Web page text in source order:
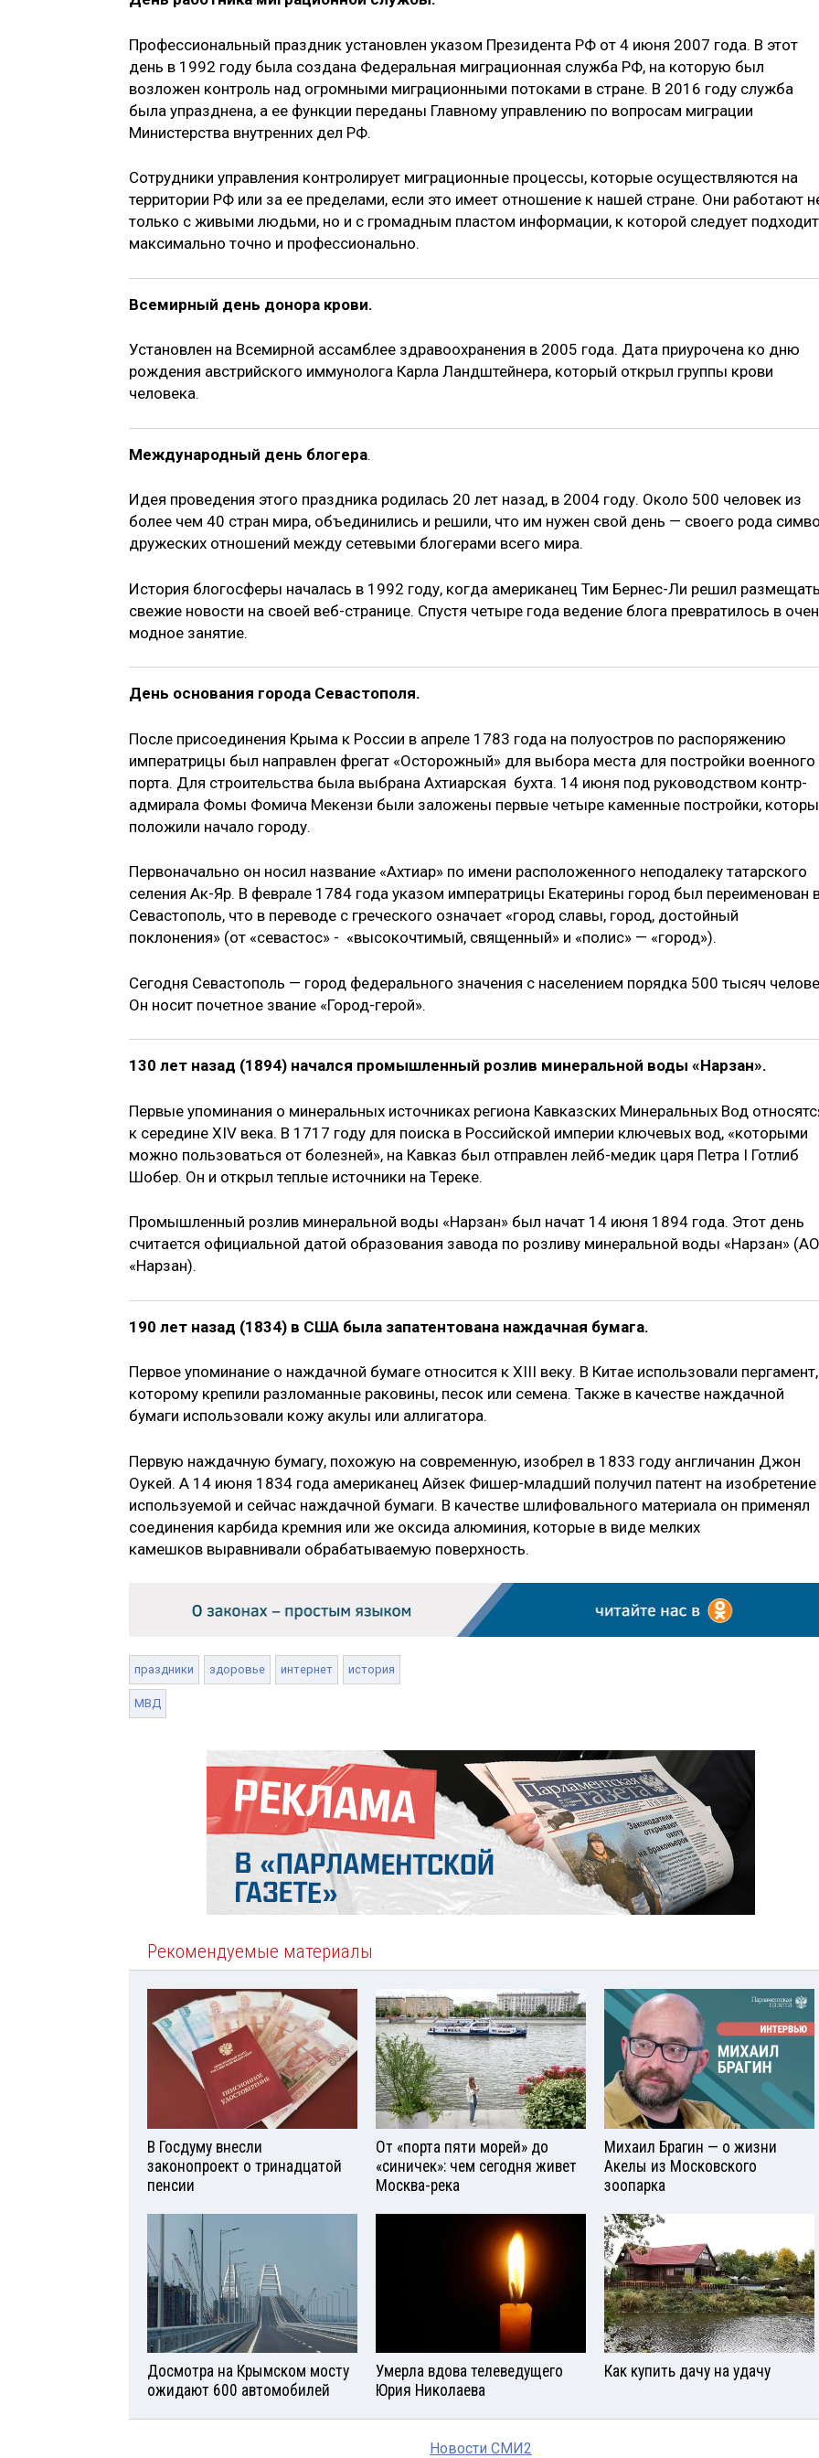
Профессиональный праздник установлен указом Президента РФ от 4 июня 2007 года. В этот
день в 1992 году была создана Федеральная миграционная служба РФ, на которую был
возложен контроль над огромными миграционными потоками в стране. В 2016 году служба
была упразднена, а ее функции переданы Главному управлению по вопросам миграции
Министерства внутренних дел РФ.
Сотрудники управления контролирует миграционные процессы, которые осуществляются на
территории РФ или за ее пределами, если это имеет отношение к нашей стране. Они работают
только с живыми людьми, но и с громадным пластом информации, к которой следует
максимально точно и профессионально.
Всемирный день донора крови.
Установлен на Всемирной ассамблее здравоохранения в 2005 года. Дата приурочена ко дню
рождения австрийского иммунолога Карла Ландштейнера, который открыл группы крови
человека.
Международный день блогера.
Идея проведения этого праздника родилась 20 лет назад, в 2004 году. Около 500 человек из
более чем 40 стран мира, объединились и решили, что им нужен свой день — своего рода
дружеских отношений между сетевыми блогерами всего мира.
История блогосферы началась в 1992 году, когда американец Тим Бернес-Ли решил
свежие новости на своей веб-странице. Спустя четыре года ведение блога превратилось в
модное занятие.
День основания города Севастополя.
После присоединения Крыма к России в апреле 1783 года на полуостров по распоряжению
императрицы был направлен фрегат «Осторожный» для выбора места для постройки военного
порта. Для строительства была выбрана Ахтиарская бухта. 14 июня под руководством контр-
адмирала Фомы Фомича Мекензи были заложены первые четыре каменные постройки,
положили начало городу.
Первоначально он носил название «Ахтиар» по имени расположенного неподалеку татарского
селения Ак-Яр. В феврале 1784 года указом императрицы Екатерины город был переименован
Севастополь, что в переводе с греческого означает «город славы, город, достойный
поклонения» (от «севастос» - «высокочтимый, священный» и «полис» — «город»).
Сегодня Севастополь — город федерального значения с населением порядка 500 тысяч
Он носит почетное звание «Город-герой».
130 лет назад (1894) начался промышленный розлив минеральной воды «Нарзан».
Первые упоминания о минеральных источниках региона Кавказских Минеральных Вод
к середине XIV века. В 1717 году для поиска в Российской империи ключевых вод, «которыми
можно пользоваться от болезней», на Кавказ был отправлен лейб-медик царя Петра I Готлиб
Шобер. Он и открыл теплые источники на Тереке.
Промышленный розлив минеральной воды «Нарзан» был начат 14 июня 1894 года. Этот день
считается официальной датой образования завода по розливу минеральной воды «Нарзан» (АО
«Нарзан).
190 лет назад (1834) в США была запатентована наждачная бумага.
Первое упоминание о наждачной бумаге относится к XIII веку. В Китае использовали
которому крепили разломанные раковины, песок или семена. Также в качестве наждачной
бумаги использовали кожу акулы или аллигатора.
Первую наждачную бумагу, похожую на современную, изобрел в 1833 году англичанин Джон
Оукей. А 14 июня 1834 года американец Айзек Фишер-младший получил патент на изобретение
используемой и сейчас наждачной бумаги. В качестве шлифовального материала он применял
соединения карбида кремния или же оксида алюминия, которые в виде мелких
камешков выравнивали обрабатываемую поверхность.
праздники здоровье интернет история
МВД
Рекомендуемые материалы
В Госдуму внесли
законопроект о тринадцатой
пенсии
От «порта пяти морей» до
«синичек»: чем сегодня живет
Москва-река
Михаил Брагин — о жизни
Акелы из Московского
зоопарка
Досмотра на Крымском мосту
ожидают 600 автомобилей
Умерла вдова телеведущего
Юрия Николаева
Как купить дачу на удачу
Новости СМИ2